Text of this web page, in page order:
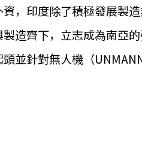
權
顧
問
專
，印度除了積極發展製
造齊下，立志成為南亞
並針對無人機（